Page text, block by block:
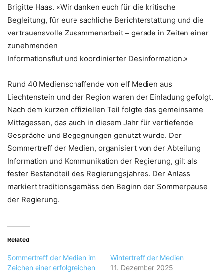
Brigitte Haas. «Wir danken euch für die kritische
Begleitung, für eure sachliche Berichterstattung und die
vertrauensvolle Zusammenarbeit – gerade in Zeiten einer
zunehmenden
Informationsflut und koordinierter Desinformation.»
Rund 40 Medienschaffende von elf Medien aus
Liechtenstein und der Region waren der Einladung gefolgt.
Nach dem kurzen offiziellen Teil folgte das gemeinsame
Mittagessen, das auch in diesem Jahr für vertiefende
Gespräche und Begegnungen genutzt wurde. Der
Sommertreff der Medien, organisiert von der Abteilung
Information und Kommunikation der Regierung, gilt als
fester Bestandteil des Regierungsjahres. Der Anlass
markiert traditionsgemäss den Beginn der Sommerpause
der Regierung.
Related
Sommertreff der Medien im
Zeichen einer erfolgreichen
Wintertreff der Medien
11. Dezember 2025